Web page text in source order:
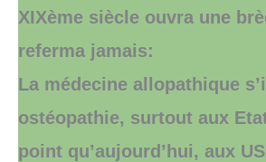
XIXème siècle ouvra une
referma jamais:
La médecine allopathique
ostéopathie, surtout aux
point qu’aujourd’hui, aux